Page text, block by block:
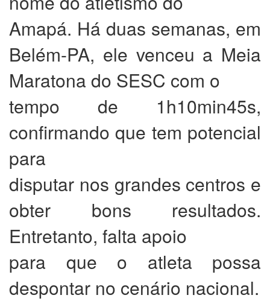
Amapá. Há duas semanas, em
Belém-PA, ele venceu a Meia
Maratona do SESC com o
tempo de 1h10min45s,
confirmando que tem potencial
para
disputar nos grandes centros e
obter bons resultados.
Entretanto, falta apoio
para que o atleta possa
despontar no cenário nacional.